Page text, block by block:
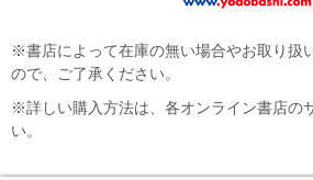
※書店によって在庫の無い場合やお取り扱
ので、ご了承ください。
※詳しい購入方法は、各オンライン書店の
い。